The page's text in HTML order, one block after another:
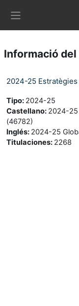
Informació del
2024-25
Tipo: 2024-25
Castellano: 2024-25
(46782)
Inglés: 2024-25
Titulaciones: 2268